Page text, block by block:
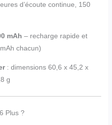
d’écoute continue, 150
mAh – recharge rapide et
chacun)
: dimensions 60,6 x 45,2 x
g
Plus ?